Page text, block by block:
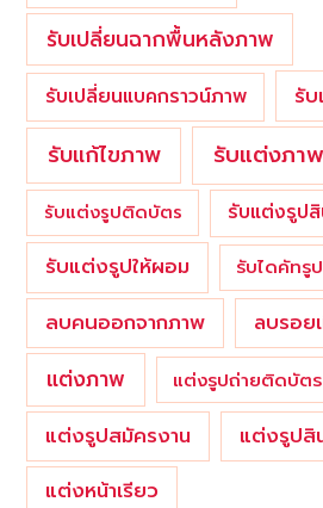
รับเปลี่ยนฉากพื้นหลังภาพ
รับเปลี่ยนแบคกราวน์ภาพ รั
รับแก้ไขภาพ รับแต่งภาพ
รับแต่งรูปติดบัตร รับแต่งรูป
รับแต่งรูปให้ผอม รับไดคัทรู
ลบคนออกจากภาพ ลบรอย
แต่งภาพ แต่งรูปถ่ายติดบัตร
แต่งรูปสมัครงาน
แต่งรูปสิ
แต่งหน้าเรียว